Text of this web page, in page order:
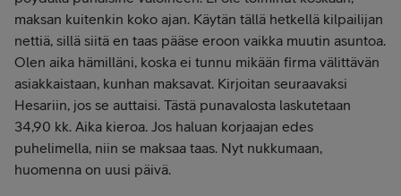
maksan kuitenkin koko ajan. Käytän tällä hetkellä kilpailijan
nettiä, sillä siitä en taas pääse eroon vaikka muutin asuntoa.
Olen aika hämilläni, koska ei tunnu mikään firma välittävän
asiakkaistaan, kunhan maksavat. Kirjoitan seuraavaksi
Hesariin, jos se auttaisi. Tästä punavalosta laskutetaan
34,90 kk. Aika kieroa. Jos haluan korjaajan edes
puhelimella, niin se maksaa taas. Nyt nukkumaan,
huomenna on uusi päivä.